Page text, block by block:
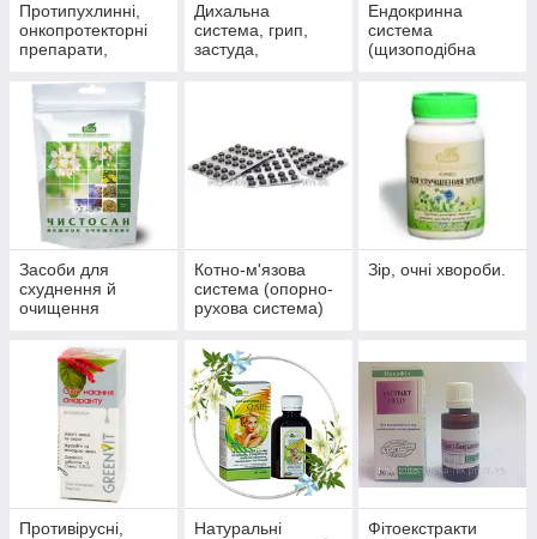
Протипухлинні,
онкопротекторні
препарати,
Дихальна
система, грип,
застуда,
Ендокринна
система
(щизоподібна
діабет)
Засоби для
схуднення й
очищення
Котно-м'язова
система (опорно-
рухова система)
Зір, очні хвороби.
Противірусні,
Натуральні
Фітоекстракти